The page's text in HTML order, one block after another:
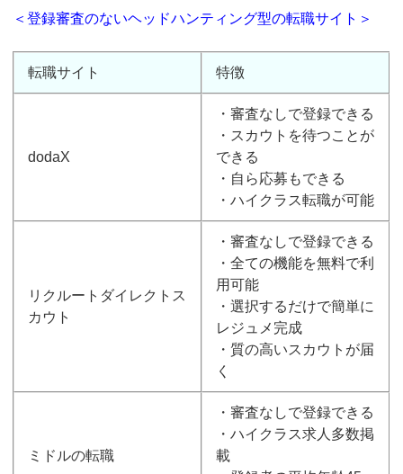
＜登録審査のないヘッドハンティング型の転職サイト＞
転職サイト 特徴
dodaX
・審査なしで登録できる
・スカウトを待つことが
できる
・自ら応募もできる
・ハイクラス転職が可能
リクルートダイレクトス
カウト
・審査なしで登録できる
・全ての機能を無料で利
用可能
・選択するだけで簡単に
レジュメ完成
・質の高いスカウトが届
く
ミドルの転職
・審査なしで登録できる
・ハイクラス求人多数掲
載